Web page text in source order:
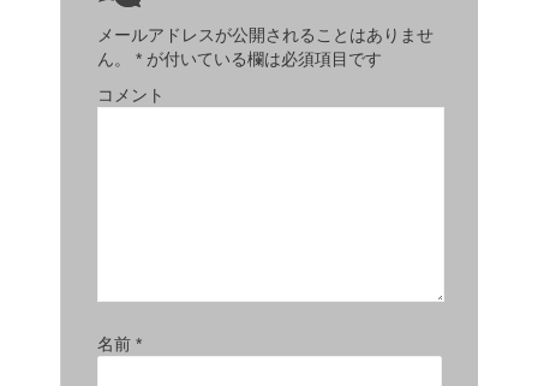
メールアドレスが公開されることはありませ
ん。
* が付いている欄は必須項目です
コメント
名前 *